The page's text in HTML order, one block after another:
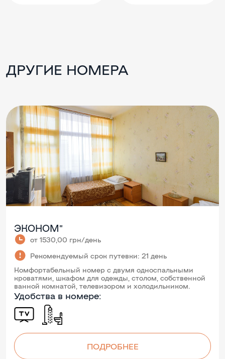
ДРУГИЕ НОМЕРА
ЭКОНОМ”
от 1530,00 грн/день
Рекомендуемый срок путевки: 21 день
Комфортабельный номер с двумя односпальными
кроватями, шкафом для одежды, столом, собственной
ванной комнатой, телевизором и холодильником.
Удобства в номере:
ПОДРОБНЕЕ